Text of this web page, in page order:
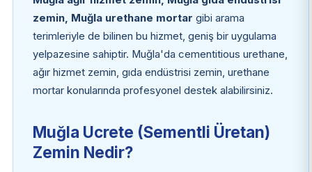
zemin, Muğla urethane mortar gibi arama
terimleriyle de bilinen bu hizmet, geniş bir uygulama
yelpazesine sahiptir. Muğla'da cementitious urethane,
ağır hizmet zemin, gıda endüstrisi zemin, urethane
mortar konularında profesyonel destek alabilirsiniz.
Muğla Ucrete (Sementli Üretan)
Zemin Nedir?